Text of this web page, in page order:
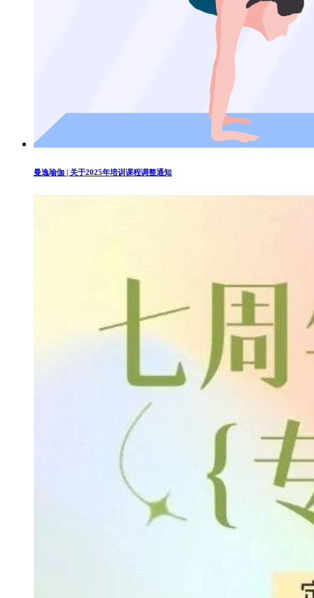
曼逸瑜伽 | 关于2025年培训课程调整通知